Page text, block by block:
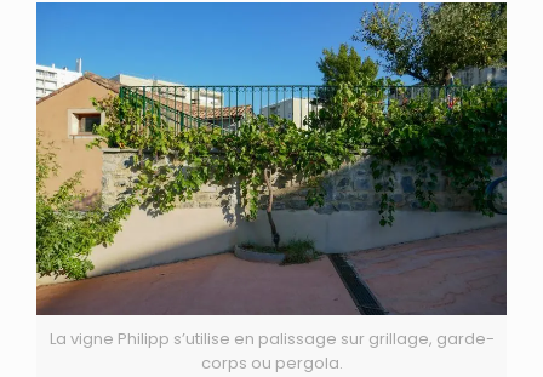
La vigne Philipp s’utilise en palissage sur grillage, garde-
corps ou pergola.